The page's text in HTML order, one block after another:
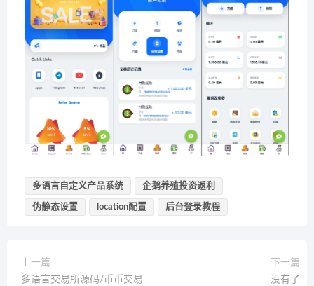
多语言自定义产品系统 企鹅养殖投资返利
伪静态设置 location配置 后台登录教程
上一篇
多语言交易所源码/币币交易
下一篇
没有了